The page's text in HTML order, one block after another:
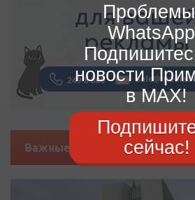
Важные новости
новости
в MAX!
сейчас!